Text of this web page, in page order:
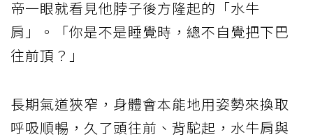
帝一眼就看見他脖子後方隆起的「水牛
肩」。「你是不是睡覺時，總不自覺把下巴
往前頂？」
長期氣道狹窄，身體會本能地用姿勢來換取
呼吸順暢，久了頭往前、背駝起，水牛肩與